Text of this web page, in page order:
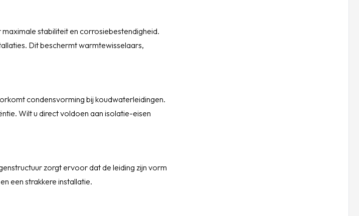
stabiliteit en corrosiebestendigheid.
Dit beschermt warmtewisselaars,
condensvorming bij koudwaterleidingen.
Wilt u direct voldoen aan isolatie-eisen
zorgt ervoor dat de leiding zijn vorm
een strakkere installatie.